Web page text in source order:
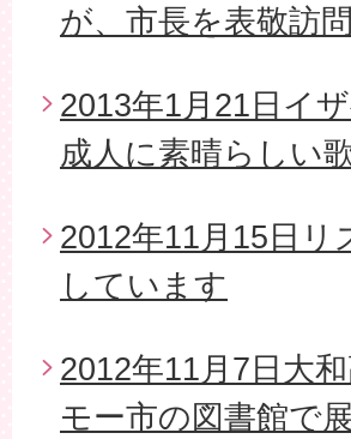
が、市長を表敬訪問
2013年1月21日イ
成人に素晴らしい
2012年11月15日
しています
2012年11月7日大
モー市の図書館で